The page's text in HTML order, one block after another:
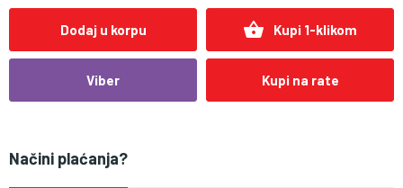
Dodaj u korpu shopping_basket Kupi 1-klikom
Viber Kupi na rate
Načini plaćanja?